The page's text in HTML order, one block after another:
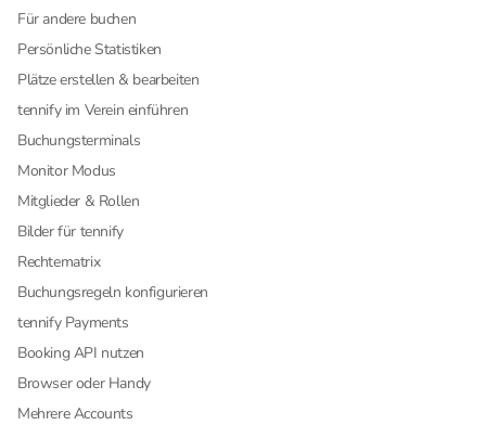
Für andere buchen
Persönliche Statistiken
Plätze erstellen & bearbeiten
tennify im Verein einführen
Buchungsterminals
Monitor Modus
Mitglieder & Rollen
Bilder für tennify
Rechtematrix
Buchungsregeln konfigurieren
tennify Payments
Booking API nutzen
Browser oder Handy
Mehrere Accounts